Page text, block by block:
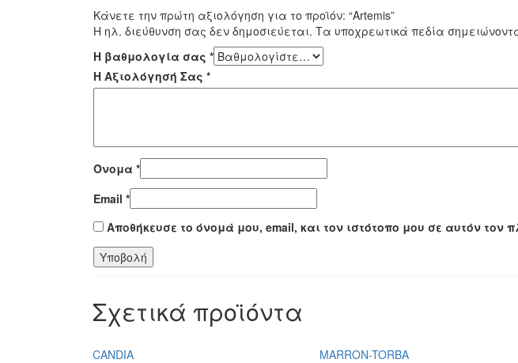
Κάνετε την πρώτη αξιολόγηση για το προϊόν: “Artemis”
Η ηλ. διεύθυνση σας δεν δημοσιεύεται. Τα υποχρεωτικά πεδία
Η βαθμολογία σας *
Η Αξιολόγησή Σας *
Όνομα *
Email *
Αποθήκευσε το όνομά μου, email, και τον ιστότοπο μου σε αυτόν
Σχετικά προϊόντα
CANDIA
MARRON-TORBA